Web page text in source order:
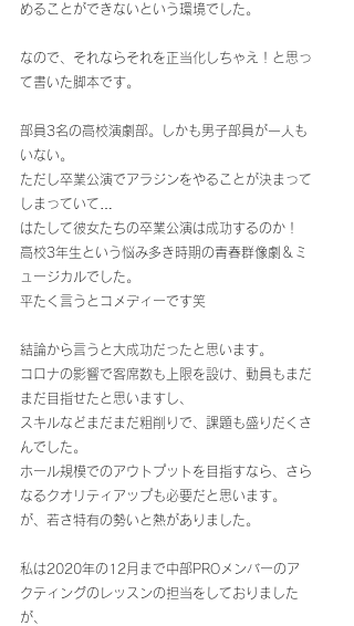
めることができないという環境でした。
なので、それならそれを正当化しちゃえ！と思っ
て書いた脚本です。
部員3名の高校演劇部。しかも男子部員が一人も
いない。
ただし卒業公演でアラジンをやることが決まって
しまっていて…
はたして彼女たちの卒業公演は成功するのか！
高校3年生という悩み多き時期の青春群像劇＆ミ
ュージカルでした。
平たく言うとコメディーです笑
結論から言うと大成功だったと思います。
コロナの影響で客席数も上限を設け、動員もまだ
まだ目指せたと思いますし、
スキルなどまだまだ粗削りで、課題も盛りだくさ
んでした。
ホール規模でのアウトプットを目指すなら、さら
なるクオリティアップも必要だと思います。
が、若さ特有の勢いと熱がありました。
私は2020年の12月まで中部PROメンバーのア
クティングのレッスンの担当をしておりました
が、